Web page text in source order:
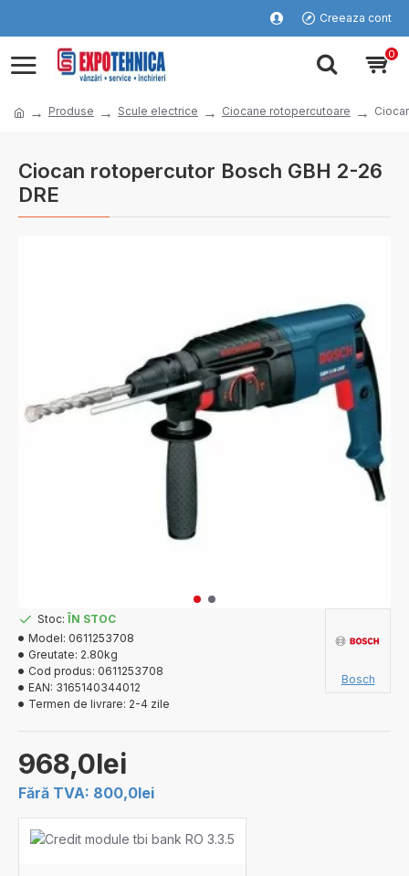
Creeaza cont
0
Produse Scule electrice Ciocane rotopercutoare
Ciocan rotopercutor Bosch GBH 2-26
DRE
968,0lei
Fără TVA: 800,0lei
Stoc: ÎN STOC
Model: 0611253708
Greutate: 2.80kg
Cod produs: 0611253708
EAN: 3165140344012
Termen de livrare: 2-4 zile
Bosch